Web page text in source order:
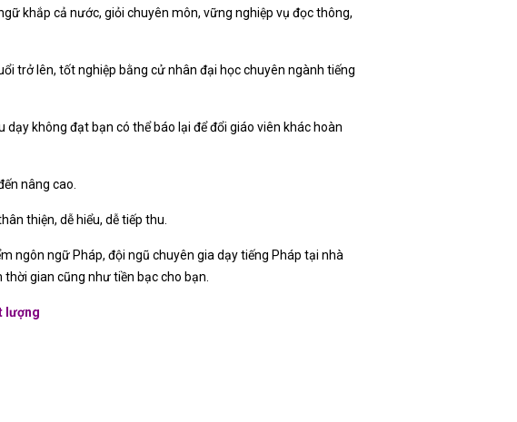
khắp cả nước, giỏi chuyên môn, vững nghiệp vụ đọc thông,
trở lên, tốt nghiệp bằng cử nhân đại học chuyên ngành tiếng
không đạt bạn có thể báo lại để đổi giáo viên khác hoàn
nâng cao.
thiện, dễ hiểu, dễ tiếp thu.
ngôn ngữ Pháp, đội ngũ chuyên gia dạy tiếng Pháp tại nhà
gian cũng như tiền bạc cho bạn.
lượng